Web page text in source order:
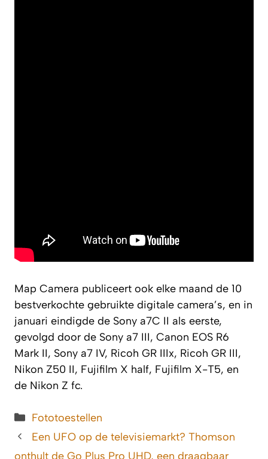
Map Camera publiceert ook elke maand de 10
bestverkochte gebruikte digitale camera’s, en in
januari eindigde de Sony a7C II als eerste,
gevolgd door de Sony a7 III, Canon EOS R6
Mark II, Sony a7 IV, Ricoh GR IIIx, Ricoh GR III,
Nikon Z50 II, Fujifilm X half, Fujifilm X-T5, en
de Nikon Z fc.
Categorieën
Fototoestellen
Een UFO op de televisiemarkt? Thomson
onthult de Go Plus Pro UHD, een draagbaar